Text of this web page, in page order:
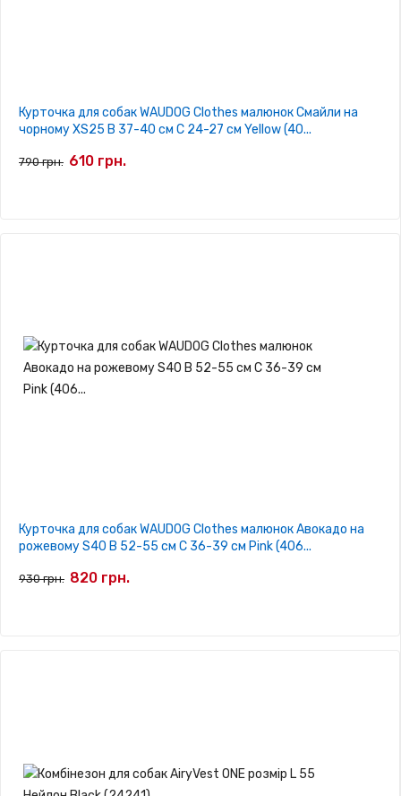
Курточка для собак WAUDOG Clothes малюнок Смайли на
чорному XS25 В 37-40 см С 24-27 см Yellow (40...
790 грн. 610 грн.
Курточка для собак WAUDOG Clothes малюнок Авокадо на
рожевому S40 В 52-55 см С 36-39 см Pink (406...
930 грн. 820 грн.